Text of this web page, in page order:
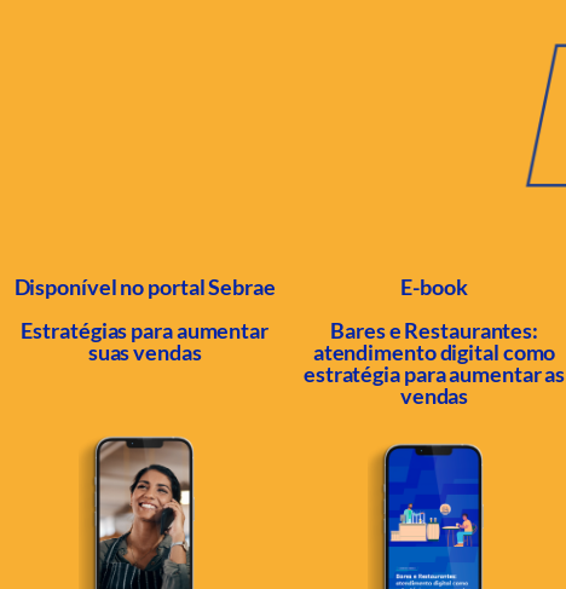
Disponível no portal Sebrae
Estratégias para aumentar
suas vendas
E-book
Bares e Restaurantes:
atendimento digital como
estratégia para aumentar as
vendas